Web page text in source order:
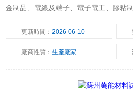
金制品、電線及端子、電子電工、膠粘
更新時間：2026-06-10
廠商性質：生產廠家